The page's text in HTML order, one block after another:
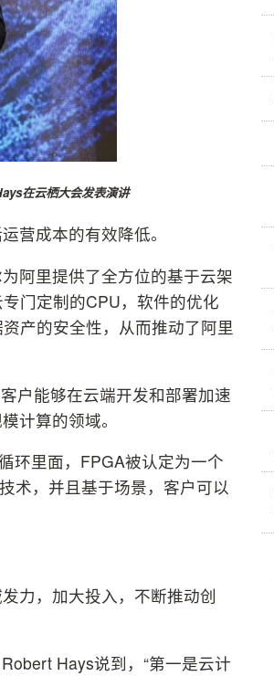
在云栖大会发表演讲
营成本的有效降低。
阿里提供了全方位的基于云架
门定制的CPU，软件的优化
产的安全性，从而推动了阿里
户能够在云端开发和部署加速
计算的领域。
环里面，FPGA被认定为一个
术，并且基于场景，客户可以
力，加大投入，不断推动创
Hays说到，“第一是云计